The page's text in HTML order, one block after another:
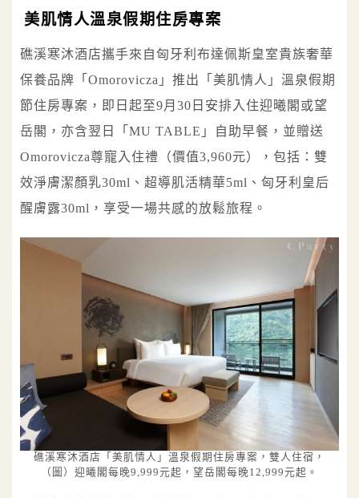
美肌情人溫泉假期住房專案
礁溪寒沐酒店攜手來自匈牙利布達佩斯皇室貴族奢華
保養品牌「Omorovicza」推出「美肌情人」溫泉假期
節住房專案，即日起至9月30日安排入住迎曦閣或望
岳閣，亦含翌日「MU TABLE」自助早餐，並贈送
Omorovicza尊寵入住禮（價值3,960元），包括：雙
效淨膚潔顏乳30ml、超導肌活精華5ml、匈牙利皇后
醒膚露30ml，享受一場共感的放鬆旅程。
礁溪寒沐酒店「美肌情人」溫泉假期住房專案，雙人住宿，
（圖）迎曦閣每晚9,999元起，望岳閣每晚12,999元起。